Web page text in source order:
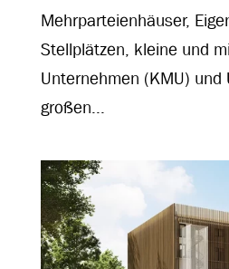
Mehrparteienhäuser,
Stellplätzen, kleine und
Unternehmen (KMU)
großen...